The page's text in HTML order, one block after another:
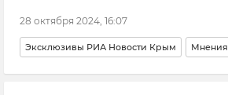
28 октября 2024, 16:07
Эксклюзивы РИА Новости Крым Мнения
Игорь Шишкин Политика История